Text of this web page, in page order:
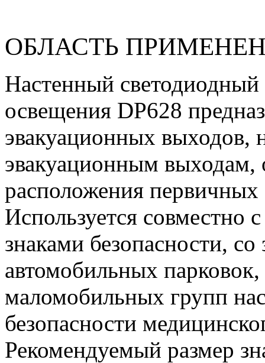
ОБЛАСТЬ
Настенный светодиодный
освещения DP628
эвакуационных выходов,
эвакуационным выходам,
расположения
Используется
знаками безопасности,
автомобильных парковок,
маломобильных групп
безопасности
Рекомендуемый размер